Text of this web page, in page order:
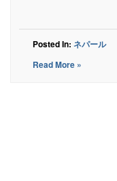
Posted In: ネパール
Read More »